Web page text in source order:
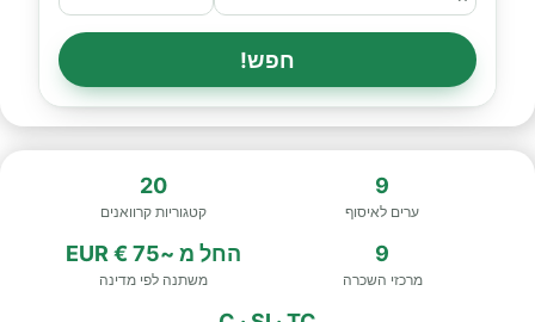
חפש!
9
ערים לאיסוף
20
קטגוריות קרוואנים
9
מרכזי השכרה
החל מ ~75 € EUR
משתנה לפי מדינה